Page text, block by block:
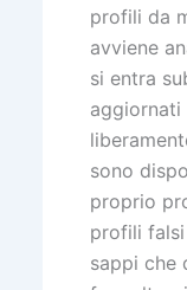
profili da
avviene
si entra
sono
proprio
profili
sappi che